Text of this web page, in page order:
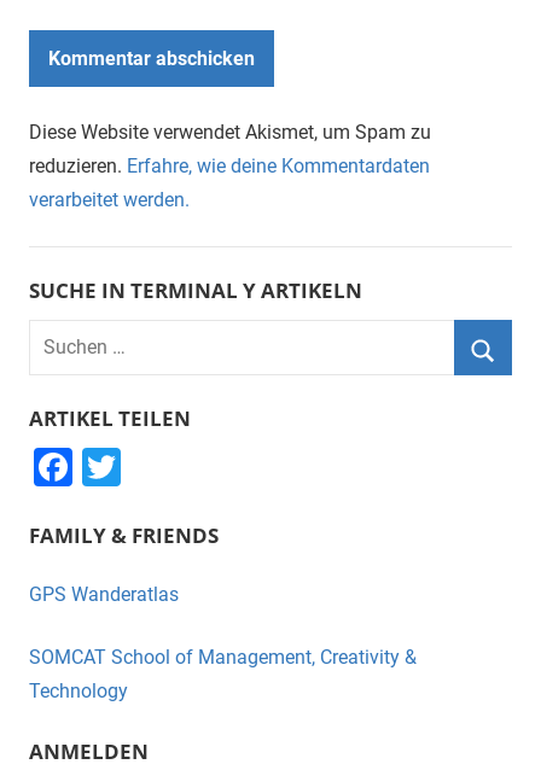
Diese Website verwendet Akismet, um Spam zu
reduzieren. Erfahre, wie deine Kommentardaten
verarbeitet werden.
SUCHE IN TERMINAL Y ARTIKELN
Suchen
nach:
ARTIKEL TEILEN
F
c
e
o
o
k
tt
er
FAMILY & FRIENDS
GPS Wanderatlas
SOMCAT School of Management, Creativity &
Technology
ANMELDEN